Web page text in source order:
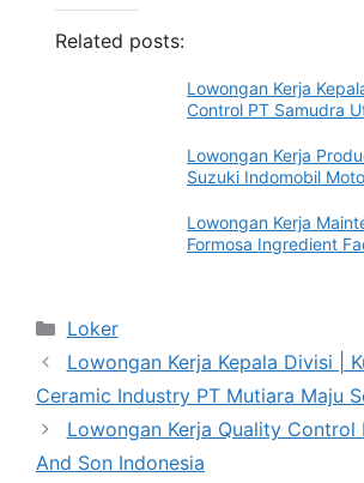
Related posts:
Lowongan Kerja
Control PT Samudra
Lowongan Kerja
Suzuki Indomobil
Lowongan Kerja
Formosa Ingredient
Categories
Loker
Lowongan Kerja Kepala Divisi |
Ceramic Industry PT Mutiara Maju
Lowongan Kerja Quality Control
And Son Indonesia